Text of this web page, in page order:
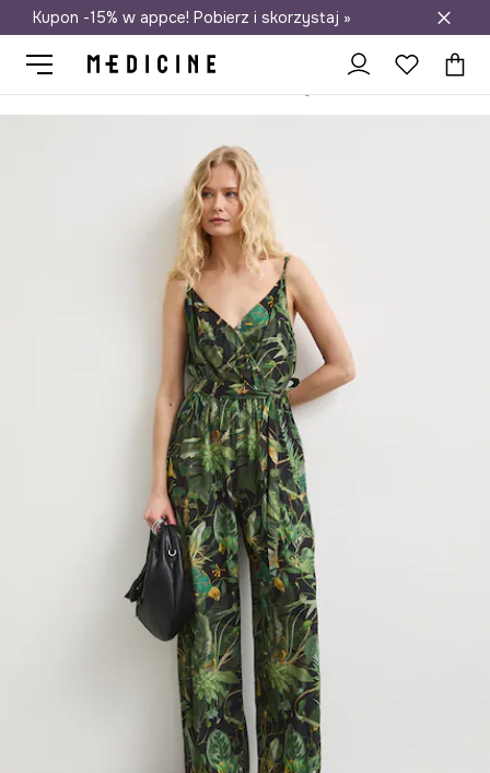
Darmowa dostawa do salonów
Kupon -15% w appce! Pobierz i skorzystaj »